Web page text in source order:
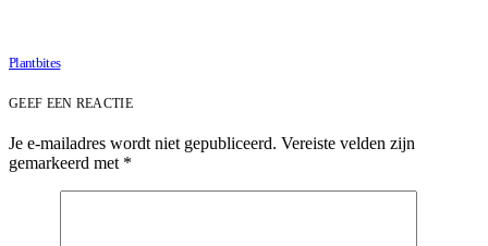
Plantbites
GEEF EEN REACTIE
Je e-mailadres wordt niet gepubliceerd. Vereiste velden zijn
gemarkeerd met *